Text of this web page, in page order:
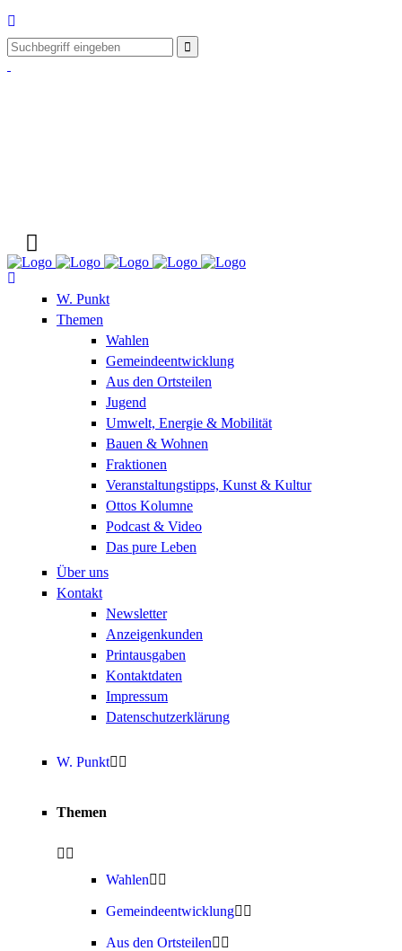
W. Punkt
Themen
Wahlen
Gemeindeentwicklung
Aus den Ortsteilen
Jugend
Umwelt, Energie & Mobilität
Bauen & Wohnen
Fraktionen
Veranstaltungstipps, Kunst & Kultur
Ottos Kolumne
Podcast & Video
Das pure Leben
Über uns
Kontakt
Newsletter
Anzeigenkunden
Printausgaben
Kontaktdaten
Impressum
Datenschutzerklärung
W. Punkt
Themen
Wahlen
Gemeindeentwicklung
Aus den Ortsteilen